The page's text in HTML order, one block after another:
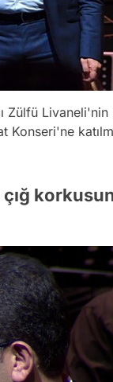
Zülfü Livaneli'nin